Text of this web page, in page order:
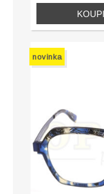
novinka